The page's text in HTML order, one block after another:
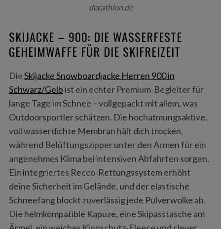
decathlon.de
SKIJACKE – 900: DIE WASSERFESTE
GEHEIMWAFFE FÜR DIE SKIFREIZEIT
DieSkijacke Snowboardjacke Herren 900 in
Schwarz/Gelbist ein echter Premium-Begleiter für
lange Tage im Schnee – vollgepackt mit allem, was
Outdoorsportler schätzen. Die hochatmungsaktive,
voll wasserdichte Membran hält dich trocken,
während Belüftungszipper unter den Armen für ein
angenehmes Klima bei intensiven Abfahrten sorgen.
Ein integriertes Recco-Rettungssystem erhöht
deine Sicherheit im Gelände, und der elastische
Schneefang blockt zuverlässig jede Pulverwolke ab.
Die helmkompatible Kapuze, eine Skipasstasche am